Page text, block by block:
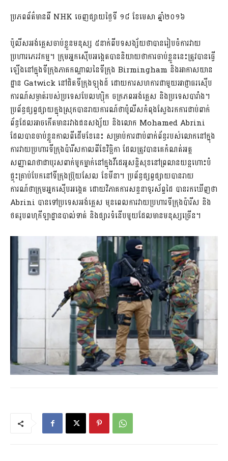
ប្រភពព័ត៌មានពី NHK ចេញផ្សាយថ្ងៃទី ១៨ ខែមេសា ឆ្នាំ២០១៦
ប៉ូលីសអង់គ្លេសចាប់ខ្លួនមនុស្ស ៥នាក់ពីបទសង្ស័យថាបានរៀបចំការវាយ
ប្រហារភេរវកម្ម។ ក្រុមអ្នកស៊ើបអង្កេតបាននិយាយថាការចាប់ខ្លួននេះត្រូវបានធ្វើ
ឡើងនៅក្នុងទីក្រុងភាគកណ្តាលនៃទីក្រុង Birmingham និងអាកាសយាន
ដ្ឋាន Gatwick នៅជិតទីក្រុងឡុងដ៍ ដោយការសហការជាមួយអាជ្ញាធរស៊ើប
ការណ៍សម្ងាត់របស់ប្រទេសបែលហ្ស៊ិក ចក្រភពអង់គ្លេស និងប្រទេសបារាំង។
ប្រព័ន្ធផ្សព្វផ្សាយក្នុងស្រុកបានរាយការណ៍ថាប៉ូលីសកំពុងស្វែងរកការជាប់ពាក់
ព័ន្ធដែលអាចកើតមានរវាងជនសង្ស័យ និងលោក Mohamed Abrini
ដែលបានចាប់ខ្លួនកាលពីដើមខែនេះ សម្រាប់ការជាប់ពាក់ព័ន្ធរបស់លោកនៅក្នុង
ការវាយប្រហារទីក្រុងប៉ារីសកាលពីខែវិច្ឆិកា ដែលត្រូវបានគេកំណត់អត្ត
សញ្ញាណថាជាបុរសពាក់មួកម្នាក់នៅក្នុងវីដេអូសន្ដិសុខនៅព្រលានយន្តហោះបំ
ផ្ទុះគ្រាប់បែកនៅទីក្រុងប៊្រុយសែល ខែមីនា។ ប្រព័ន្ធផ្សព្វផ្សាយបានរាយ
ការណ៍ថាក្រុមអ្នកស៊ើបអង្កេត ដោយវិភាគការសន្ទនាទូរស័ព្ទដៃ បានរកឃើញថា
Abrini បានទៅប្រទេសអង់គ្លេស មុនពេលការវាយប្រហារទីក្រុងប៉ារីស និង
ថតរូបពហុកីឡាដ្ឋានបាល់ទាត់ និងផ្សារទំនើបមួយដែលមានមនុស្សច្រើន។